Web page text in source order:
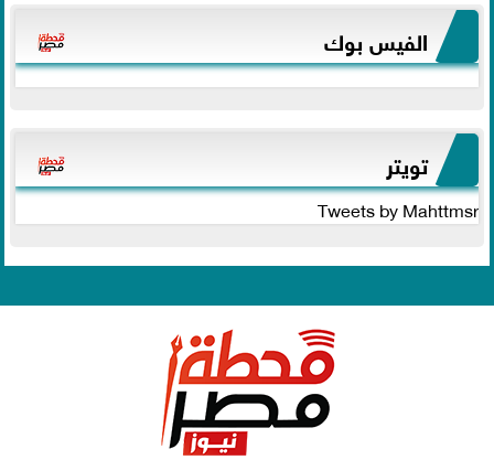
الفيس بوك
تويتر
Tweets by Mahttmsr